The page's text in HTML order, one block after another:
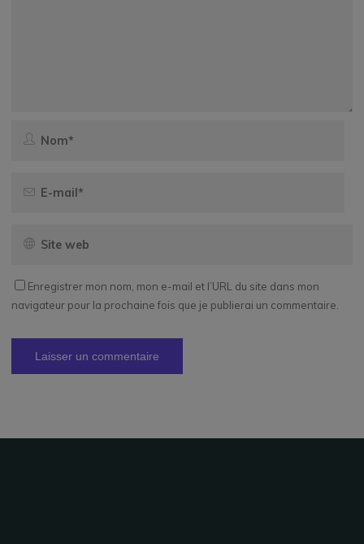
Enregistrer mon nom, mon e-mail et l’URL du site dans mon
navigateur pour la prochaine fois que je publierai un commentaire.